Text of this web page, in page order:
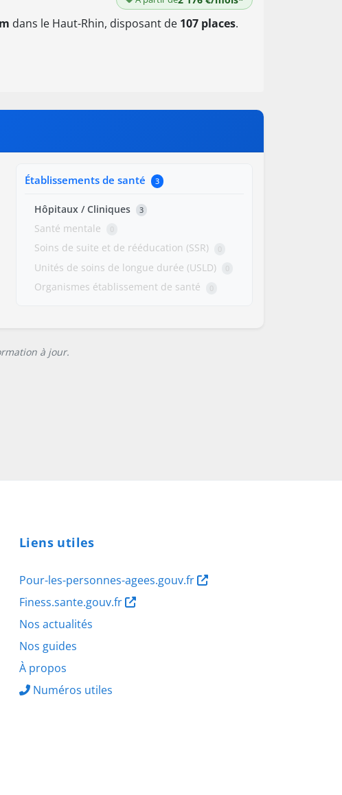
dans le Haut-Rhin, disposant de 107 places.
Établissements de santé 3
Hôpitaux / Cliniques 3
Santé mentale 0
Soins de suite et de rééducation (SSR) 0
Unités de soins de longue durée (USLD) 0
Organismes établissement de santé 0
à jour.
Liens utiles
Pour-les-personnes-agees.gouv.fr
Finess.sante.gouv.fr
Nos actualités
Nos guides
À propos
Numéros utiles